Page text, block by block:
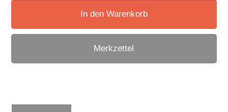
In den Warenkorb
Merkzettel